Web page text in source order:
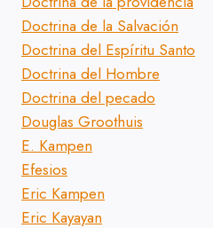
Doctrina de la Salvación
Doctrina del Espíritu Santo
Doctrina del Hombre
Doctrina del pecado
Douglas Groothuis
E. Kampen
Efesios
Eric Kampen
Eric Kayayan